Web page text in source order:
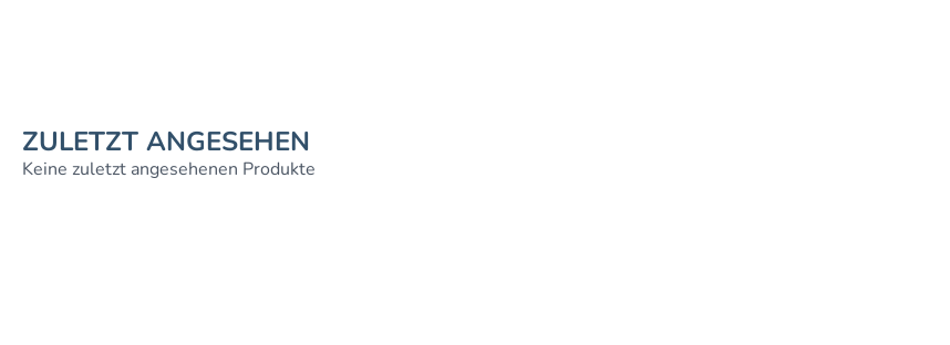
ZULETZT ANGESEHEN
Keine zuletzt angesehenen Produkte